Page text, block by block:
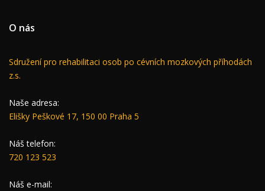
O nás
Sdružení pro rehabilitaci osob po cévních mozkových příhodách
z.s.
Naše adresa:
Elišky Peškové 17, 150 00 Praha 5
Náš telefon:
720 123 523
Náš e-mail: